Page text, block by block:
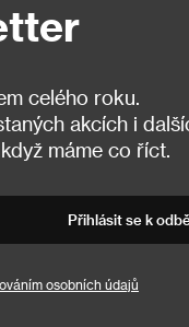
celého roku.
akcích i
máme co říct.
Přihlásit se k
osobních údajů